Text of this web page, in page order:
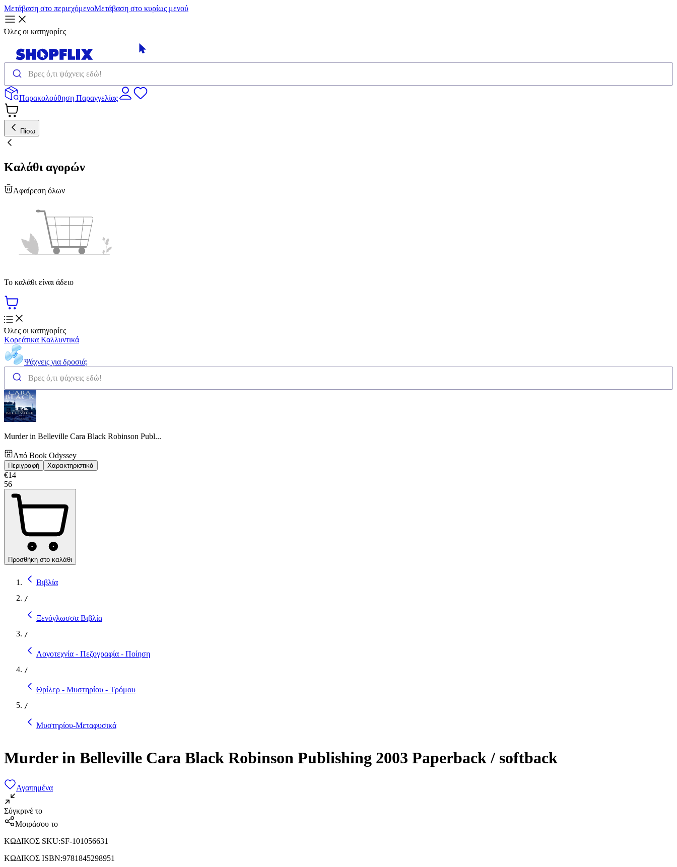
Μετάβαση στο περιεχόμενοΜετάβαση στο κυρίως μενού
Όλες οι κατηγορίες
Παρακολούθηση Παραγγελίας
Πίσω
Καλάθι αγορών
Αφαίρεση όλων
Το καλάθι είναι άδειο
Όλες οι κατηγορίες
Κορεάτικα Καλλυντικά
Ψάχνεις για δροσιά;
Murder in Belleville Cara Black Robinson Publ...
Από Book Odyssey
Περιγραφή Χαρακτηριστικά
€14
56
Προσθήκη στο καλάθι
Βιβλία
/
Ξενόγλωσσα Βιβλία
/
Λογοτεχνία - Πεζογραφία - Ποίηση
/
Θρίλερ - Μυστηρίου - Τρόμου
/
Μυστηρίου-Μεταφυσικά
Murder in Belleville Cara Black Robinson Publishing 2003 Paperback / softback
Αγαπημένα
Σύγκρινέ το
Μοιράσου το
ΚΩΔΙΚΟΣ SKU:SF-101056631
ΚΩΔΙΚΟΣ ISBN:9781845298951